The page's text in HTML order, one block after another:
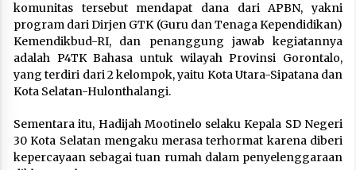
komunitas tersebut mendapat dana dari APBN, yakni
program dari Dirjen GTK (Guru dan Tenaga Kependidikan)
Kemendikbud-RI, dan penanggung jawab kegiatannya
adalah P4TK Bahasa untuk wilayah Provinsi Gorontalo,
yang terdiri dari 2 kelompok, yaitu Kota Utara-Sipatana dan
Kota Selatan-Hulonthalangi.
Sementara itu, Hadijah Mootinelo selaku Kepala SD Negeri
30 Kota Selatan mengaku merasa terhormat karena diberi
kepercayaan sebagai tuan rumah dalam penyelenggaraan